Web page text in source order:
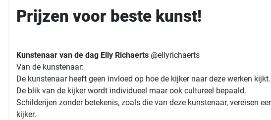
Prijzen voor beste kunst!
Kunstenaar van de dag Elly Richaerts @ellyrichaerts
Van de kunstenaar:
De kunstenaar heeft geen invloed op hoe de kijker naar deze werken kijkt.
De blik van de kijker wordt individueel maar ook cultureel bepaald.
Schilderijen zonder betekenis, zoals die van deze kunstenaar, vereisen
kijker.